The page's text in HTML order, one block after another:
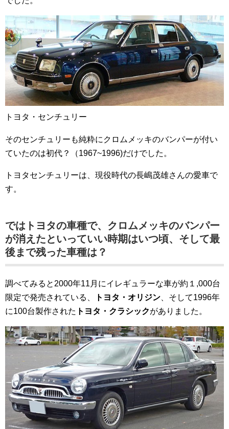
トヨタ・センチュリー
そのセンチュリーも純粋にクロムメッキのバンパーが付い
ていたのは初代？（1967~1996)だけでした。
トヨタセンチュリーは、現役時代の長嶋茂雄さんの愛車で
す。
ではトヨタの車種で、クロムメッキのバンパー
が消えたといっていい時期はいつ頃、そして最
後まで残った車種は？
調べてみると2000年11月にイレギュラーな車が約１,000台
限定で発売されている、
トヨタ・オリジン 、そして1996年
に100台製作された トヨタ・クラシックがありました。